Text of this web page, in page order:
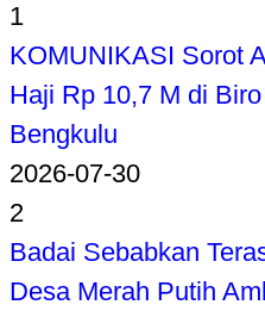
1
KOMUNIKASI Sorot
Haji Rp 10,7 M di
Bengkulu
2026-07-30
2
Badai Sebabkan
Desa Merah Putih